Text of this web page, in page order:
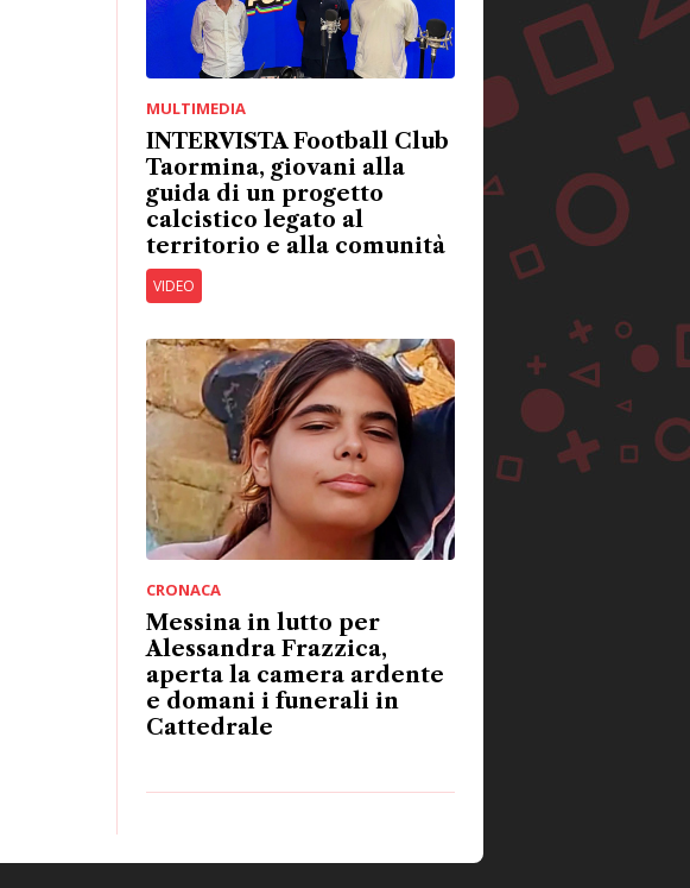
MULTIMEDIA
INTERVISTA Football Club
Taormina, giovani alla
guida di un progetto
calcistico legato al
territorio e alla comunità
VIDEO
CRONACA
Messina in lutto per
Alessandra Frazzica,
aperta la camera ardente
e domani i funerali in
Cattedrale